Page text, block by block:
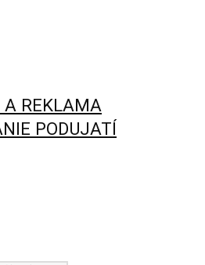
A REKLAMA
PODUJATÍ